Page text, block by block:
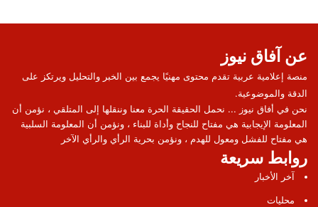
عن آفاق نيوز
منصة إعلامية عربية تقدم محتوى مهنيًا يجمع بين الخبر والتحليل ويرتكز على
الدقة والموضوعية.
نحن في أفاق نيوز ... نحمل الحقيقة الحرة معنا وننقلها إلى المتلقي ، نؤمن أن
المعلومة الإيجابية هي مفتاح للنجاح وأداة للبناء ، ونؤمن أن المعلومة السلبية
هي مفتاح للفشل ومعول للهدم ، ونؤمن بحرية الرأي والرأي الآخر
روابط سريعة
آخر الأخبار
محليات